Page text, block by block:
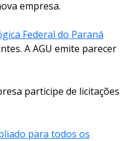
empresa.
Federal do Paraná
A AGU emite parecer
participe de licitações
para todos os